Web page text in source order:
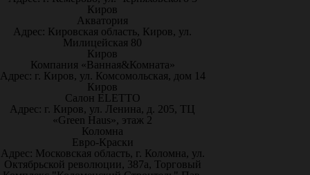
Киров
Акватория
Адрес: Кировская область, Киров, ул.
Милицейская 80
Киров
Компания «Ванная&Комната»
Адрес: г. Киров, ул. Комсомольская, дом 14
Киров
Салон ELETTO
Адрес: г. Киров, ул. Ленина, д. 205, ТЦ
«Green Haus», этаж 2
Коломна
Евро-Краски
Адрес: Московская область, г. Коломна, ул.
Октябрьской революции, 387а, Торговый